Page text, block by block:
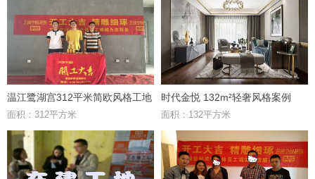
温江鹭湖宫312平米简欧风格工地
面积：312平方米
时代金悦 132m²轻奢风格案例
面积：132平方米